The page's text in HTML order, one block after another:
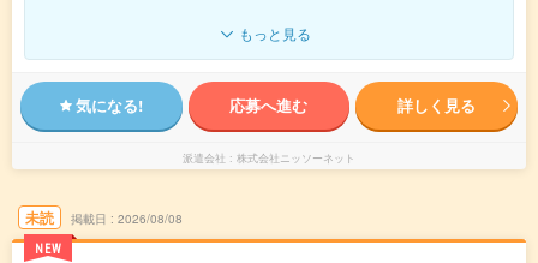
もっと見る
気になる! 応募へ進む 詳しく見る
派遣会社 株式会社ニッソーネット
未読
NEW
掲載日 2026/08/08